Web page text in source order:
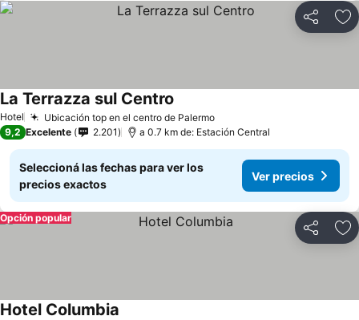
Compartir
Hotel Ubicación top en el centro de Palermo
La Terrazza sul Centro
9,2 Excelente 2.201 a 0.7 km de: Estación Central
Seleccioná las fechas para ver los
precios exactos
Ver precios
Compartir
Opción popular
Hotel Columbia